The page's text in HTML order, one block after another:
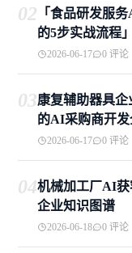
02 「食品研发服
的5步实战流程」
2026-06-17 0 评论
03康复辅助器具
的AI采购商开
2026-06-17 0 评论
04机械加工厂AI
企业知识图谱
2026-06-18 0 评论